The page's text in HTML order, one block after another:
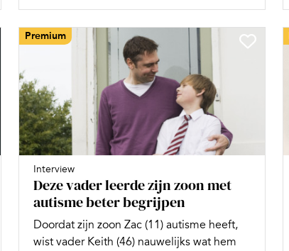
Premium
Interview
Deze vader leerde zijn zoon met
autisme beter begrijpen
Doordat zijn zoon Zac (11) autisme heeft,
wist vader Keith (46) nauwelijks wat hem